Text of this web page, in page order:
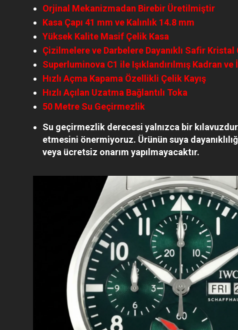
Orjinal Mekanizmadan Birebir Üretilmiştir
Kasa Çapı 41 mm ve Kalınlık 14.8 mm
Yüksek Kalite Masif Çelik Kasa
Çizilmelere ve Darbelere Dayanıklı Safir Kristal
Superluminova C1 ile Işıklandırılmış Kadran ve
Hızlı Açma Kapama Özellikli Çelik Kayış
Hızlı Açılan Uzatma Bağlantılı Toka
50 Metre Su Geçirmezlik
Su geçirmezlik derecesi yalnızca bir
etmesini önermiyoruz. Ürünün suya
veya ücretsiz onarım yapılmayacaktır.